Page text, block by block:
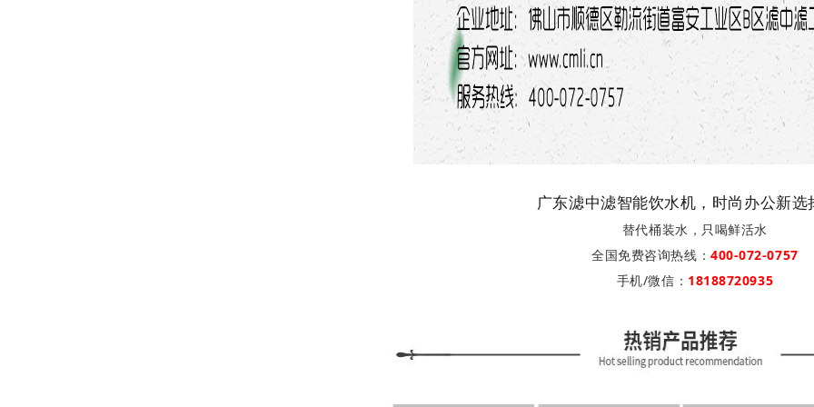
广东滤中滤智能饮水机，时尚办公新选
替代桶装水，只喝鲜活水
全国免费咨询热线：400-072-0757
手机/微信： 18188720935